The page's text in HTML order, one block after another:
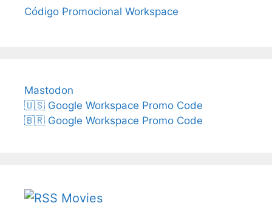
Código Promocional Workspace
Mastodon
🇺🇸 Google Workspace Promo Code
🇧🇷 Google Workspace Promo Code
Movies